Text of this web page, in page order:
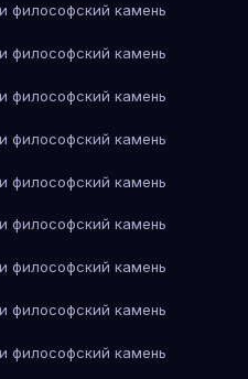
философский камень
философский камень
философский камень
философский камень
философский камень
философский камень
философский камень
философский камень
философский камень